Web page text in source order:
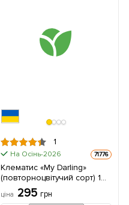
1
На Осінь-2026 71776
Клематис «My Darling»
(повторноцвітучий сорт) 1
саджанець в упаковці
ціна 295 грн